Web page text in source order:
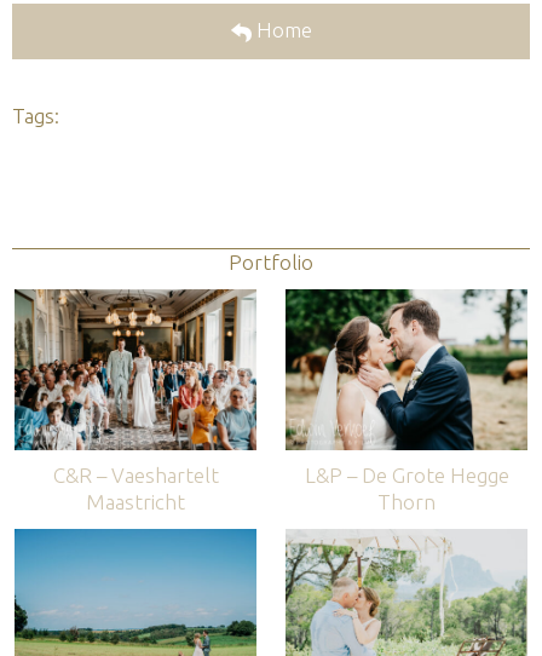
Home
Tags:
Portfolio
C&R – Vaeshartelt
Maastricht
L&P – De Grote Hegge
Thorn